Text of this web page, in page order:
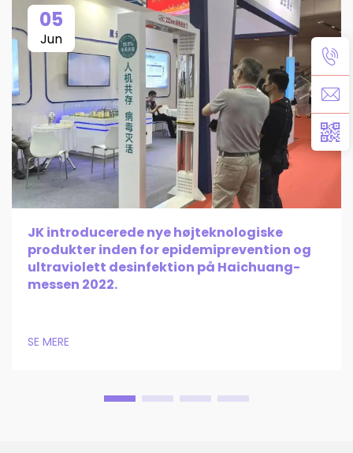
05
Jun
JK introducerede nye højteknologiske
produkter inden for epidemiprevention og
ultraviolett desinfektion på Haichuang-
messen 2022.
SE MERE